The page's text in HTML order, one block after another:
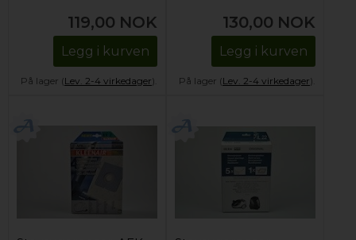
119,00 NOK
Legg i kurven
På lager (Lev. 2-4 virkedager).
130,00 NOK
Legg i kurven
På lager (Lev. 2-4 virkedager).